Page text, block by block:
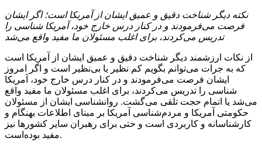
نکته دیگر شناخت دقیق و عمیق ایشان از آمریکا است؛ اگر ایشان
فرصت می‌فرمودند و در کنار درس خارج خود، آمریکا شناسی را
تدریس می‌کردند، برای اغلب مسئولان ما مفید واقع می‌شد
از نکات ارزشمند دیگر شناخت دقیق و عمیق ایشان از آمریکا است
که به جرات می‌توانم بگویم کم نظیر یا بی‌نظیر است و اگر امروز
ایشان فرصت می‌فرمودند و در کنار درس خارج خود، آمریکا
شناسی را تدریس می‌کردند، برای اغلب مسئولان ما مفید واقع
می‌شد یا اتمام حجت تلقی می‌گشت. روانشناسی ایشان از مسئولان
حکومتی آمریکا و مردم‌شناسی آمریکا بر مبنای اطلاعات بهنگام و
کارشناسانه و کاربردی است و حتی برای رهبران سایر کشورها نیز
مفید بوده‌است.